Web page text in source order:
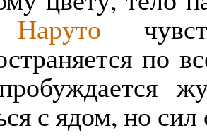
Наруто
по
с ядом, но